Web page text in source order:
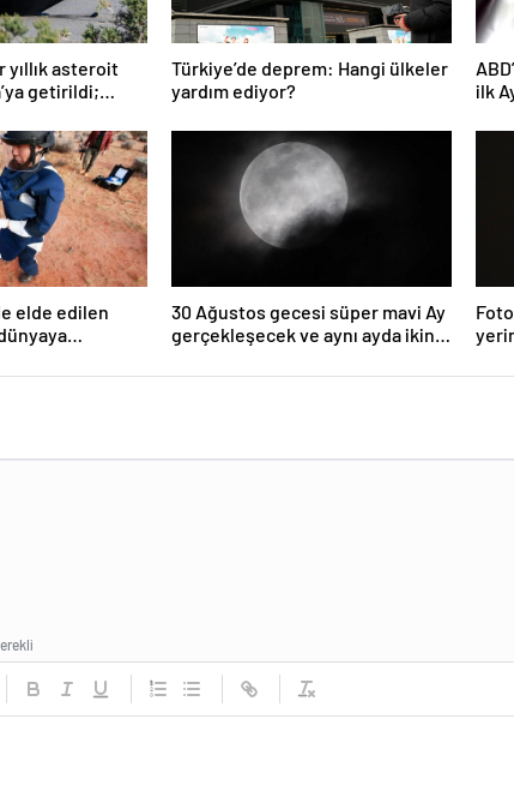
yıllık asteroit
getirildi;
Türkiye’de deprem: Hangi ülkeler
yardım ediyor?
ilk
elde edilen
30 Ağustos gecesi süper mavi Ay
gerçekleşecek ve aynı ayda ikinci